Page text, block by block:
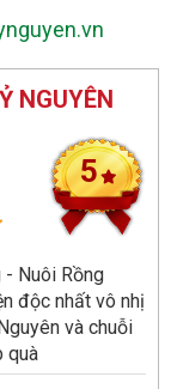
NGUYÊN
5
Nuôi Rồng
độc nhất vô nhị
và chuỗi
quà